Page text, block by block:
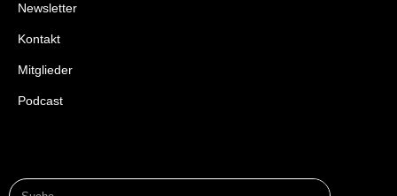
Newsletter
Kontakt
Mitglieder
Podcast